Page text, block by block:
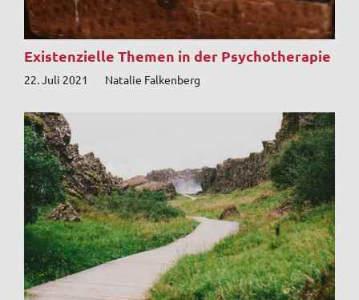
Existenzielle Themen in der Psychotherapie
22. Juli 2021 Natalie Falkenberg